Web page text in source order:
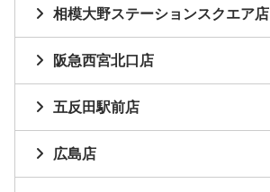
相模大野ステーションスクエア店
阪急西宮北口店
五反田駅前店
広島店